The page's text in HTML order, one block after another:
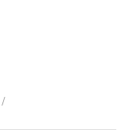
/